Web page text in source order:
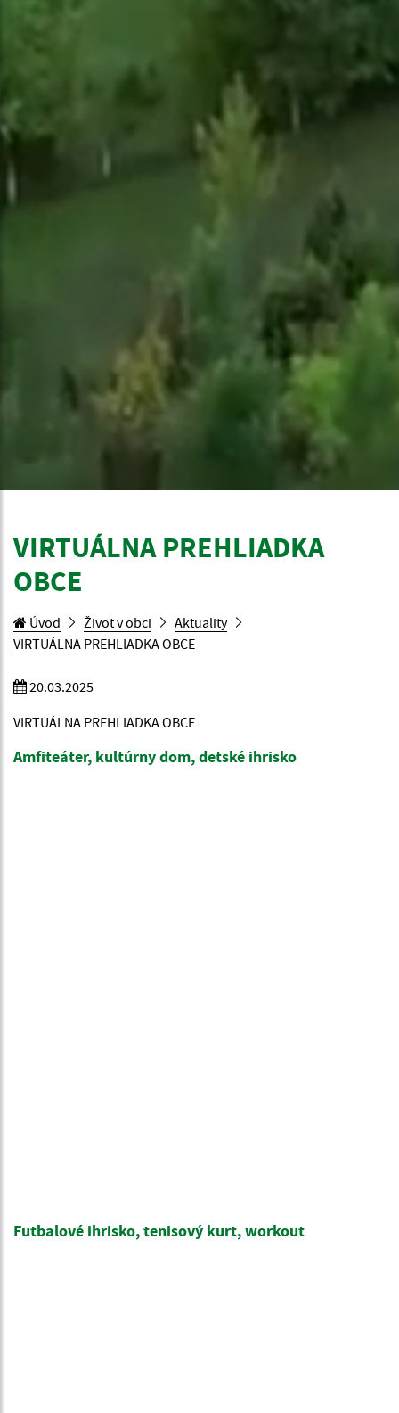
VIRTUÁLNA PREHLIADKA
OBCE
Úvod Život v obci
Aktuality
VIRTUÁLNA PREHLIADKA OBCE
20.03.2025
VIRTUÁLNA PREHLIADKA OBCE
Amfiteáter, kultúrny dom, detské ihrisko
Futbalové ihrisko, tenisový kurt, workout